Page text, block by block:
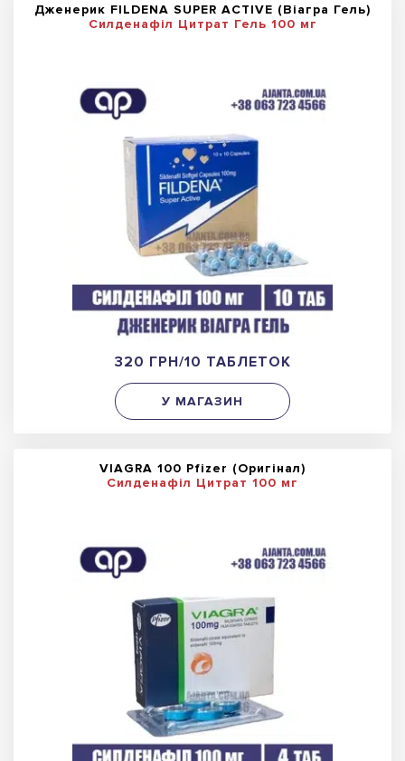
Дженерик FILDENA SUPER ACTIVE (Віагра Гель)
Силденафіл Цитрат Гель 100 мг
320 ГРН/10 ТАБЛЕТОК
У МАГАЗИН
VIAGRA 100 Pfizer (Оригінал)
Силденафіл Цитрат 100 мг